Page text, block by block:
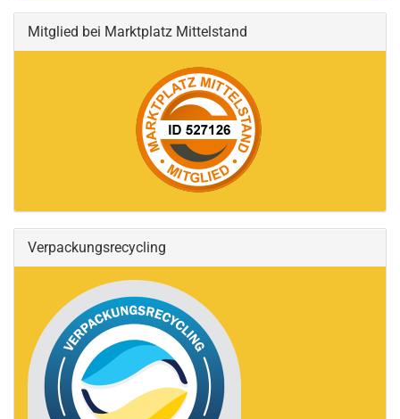
Mitglied bei Marktplatz Mittelstand
Verpackungsrecycling